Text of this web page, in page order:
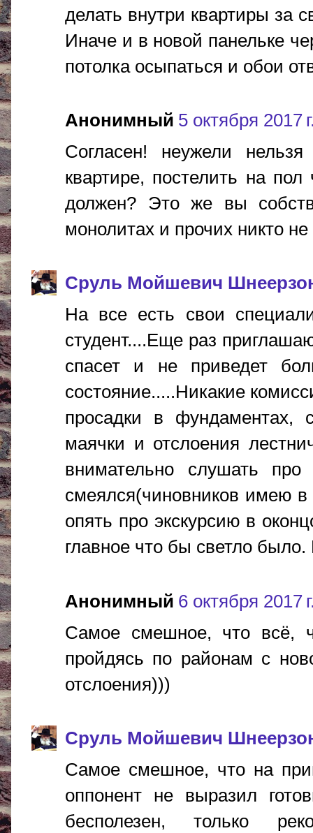
делать внутри квартиры за
Иначе и в новой панельке
потолка осыпаться и обои
Анонимный 5 октября 2017
Согласен! неужели
квартире, постелить на
должен? Это же вы
монолитах и прочих никто
Сруль Мойшевич
На все есть свои
студент....Еще раз
спасет и не приведет
состояние.....Никакие
просадки в фундаментах,
маячки и отслоения
внимательно слушать
смеялся(чиновников имею
опять про экскурсию в
главное что бы светло
Анонимный 6 октября 2017
Самое смешное, что всё,
пройдясь по районам с
отслоения)))
Сруль Мойшевич
Самое смешное, что на
оппонент не выразил
бесполезен, только